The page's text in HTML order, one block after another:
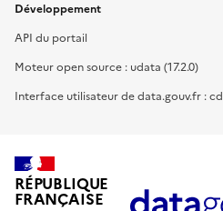
Développement
API du portail
Moteur open source : udata (17.2.0)
Interface utilisateur de data.gouv.fr :
RÉPUBLIQUE
FRANÇAISE